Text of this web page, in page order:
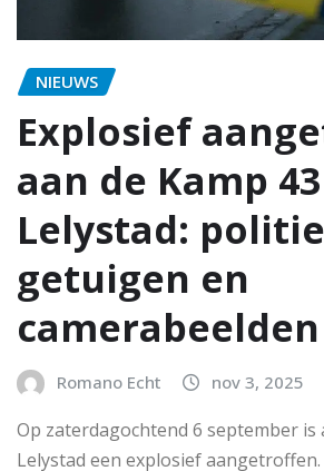
NIEUWS
Explosief
aan de Kamp
Lelystad:
getuigen en
camerabeelden
Romano Echt nov 3, 2025
Op zaterdagochtend 6 september is
Lelystad een explosief